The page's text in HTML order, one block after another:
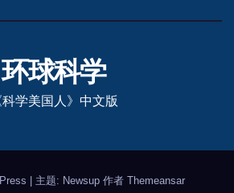
环球科学
科学美国人》中文版
主题: Newsup 作者 Themeansar